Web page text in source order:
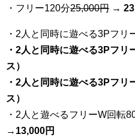
・フリー120分25,000円 →
・2人と同時に遊べる3Pフリ
・2人と同時に遊べる3Pフ
ス）
・2人と同時に遊べる3Pフ
ス）
・2人と遊べるフリーW回転
→ 13,000円